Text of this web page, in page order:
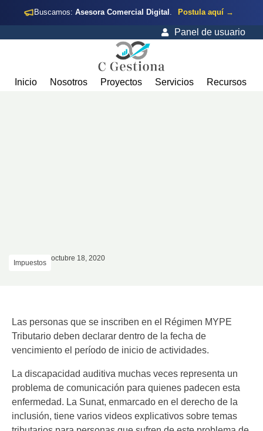
Buscamos: Asesora Comercial Digital . Postula aquí →
Panel de usuario
Inicio Nosotros Proyectos Servicios Recursos
Impuestos
octubre 18, 2020
Las personas que se inscriben en el Régimen MYPE
Tributario deben declarar dentro de la fecha de
vencimiento el período de inicio de actividades.
La discapacidad auditiva muchas veces representa un
problema de comunicación para quienes padecen esta
enfermedad. La Sunat, enmarcado en el derecho de la
inclusión, tiene varios videos explicativos sobre temas